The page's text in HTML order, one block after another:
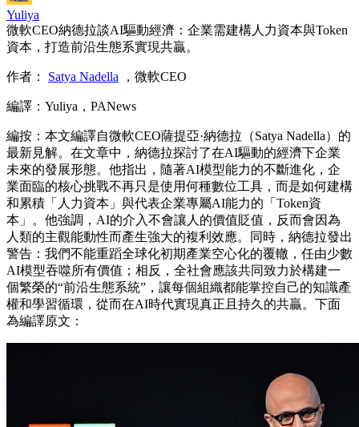
Yuliya
微軟CEO納德拉談AI驅動經濟：企業需建構人力資本與Token
資本，打造前沿生態系實現共贏。
作者： Satya Nadella ，微軟CEO
編譯：Yuliya，PANews
編按：本文編譯自微軟CEO薩提亞·納德拉（Satya Nadella）的
最新見解。在文章中，納德拉探討了在AI驅動的經濟下企業
未來的發展形態。他指出，隨著AI模型能力的不斷進化，企
業面臨的核心挑戰不再只是使用何種數位工具，而是如何建構
和累積「人力資本」與代表企業專屬AI能力的「Token資
本」。他強調，AI的介入不會讓人的價值貶值，反而會因為
人類的主觀能動性而產生強大的複利效應。同時，納德拉發出
警告：我們不能重蹈全球化初期產業空心化的覆轍，任由少數
AI模型吞噬所有價值；相反，全社會應該共同致力於構建一
個繁榮的“前沿生態系統”，讓每個組織都能掌控自己的知識產
權和學習循環，從而在AI時代實現真正且持久的共贏。下面
為編譯原文：